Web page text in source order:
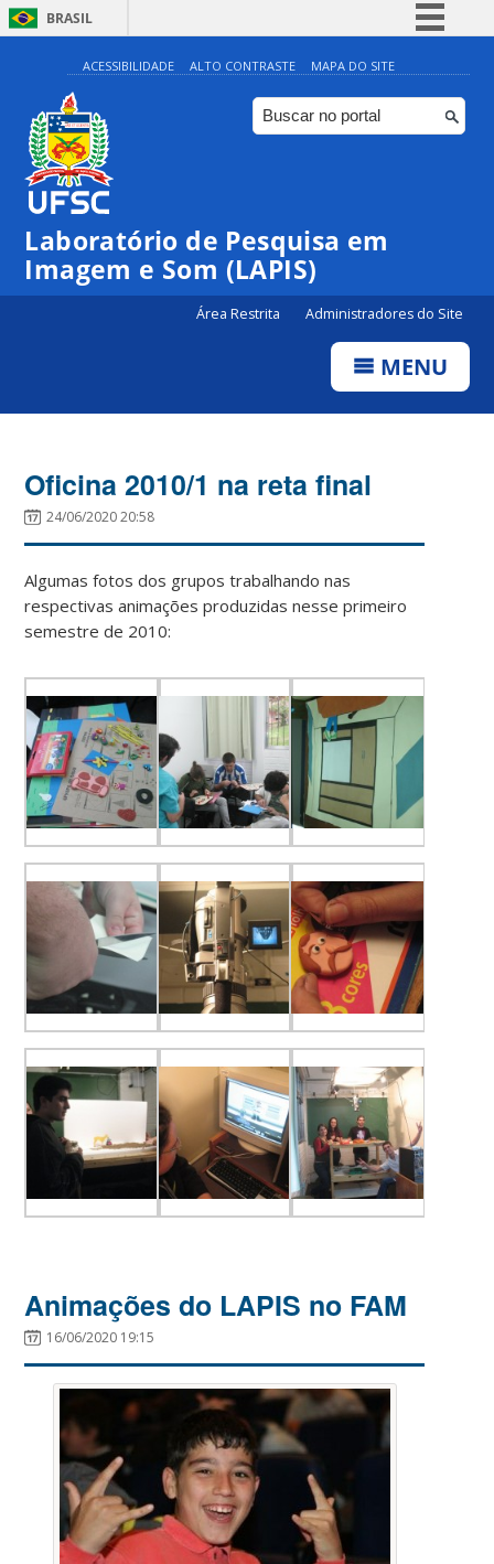
BRASIL
Simplifique!
Comunica BR
Participe
Canais
ACESSIBILIDADE ALTO CONTRASTE MAPA DO SITE
Laboratório de Pesquisa em
Imagem e Som (LAPIS)
Área Restrita Administradores do Site
MENU
Oficina 2010/1 na reta final
24/06/2020 20:58
Algumas fotos dos grupos trabalhando nas
respectivas animações produzidas nesse primeiro
semestre de 2010:
Animações do LAPIS no FAM
16/06/2020 19:15